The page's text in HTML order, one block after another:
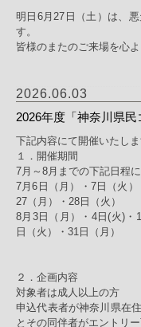
明日6月27日（土）は、
す。
皆様のまたのご来場を心
2026.06.03
2026年度「神奈川県
下記内容にて開催いたし
１．開催期間
7月～8月までの下記日程
7月6日（月）・7日（火
27（月）・28日（火）
8月3日（月）・4日(火)・
日（火）・31日（月）
２．企画内容
対象者は成人以上の方
申込代表者が神奈川県在
とその同伴者がエントリ